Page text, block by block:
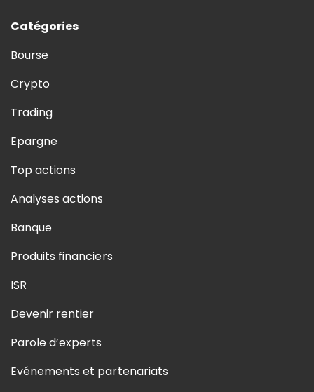
Catégories
Bourse
Crypto
Trading
Epargne
Top actions
Analyses actions
Banque
Produits financiers
ISR
Devenir rentier
Parole d’experts
Evénements et partenariats